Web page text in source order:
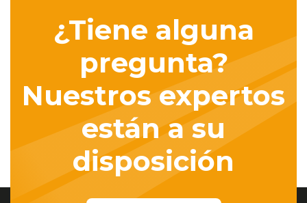
¿Tiene alguna
pregunta?
Nuestros expertos
están a su
disposición